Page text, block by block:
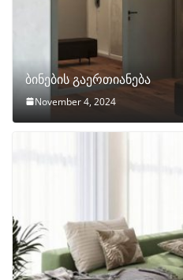
ბინების გაერთიანება
November 4, 2024